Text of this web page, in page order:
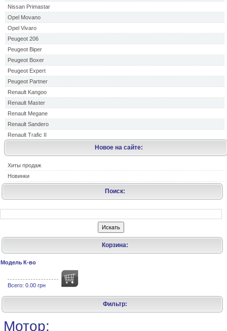
Nissan Primastar
Opel Movano
Opel Vivaro
Peugeot 206
Peugeot Biper
Peugeot Boxer
Peugeot Expert
Peugeot Partner
Renault Kangoo
Renault Master
Renault Megane
Renault Sandero
Renault Trafic II
Новое на сайте:
Хиты продаж
Новинки
Поиск:
Корзина:
Модель К-во
Всего: 0.00 грн
Фильтр:
Мотор: